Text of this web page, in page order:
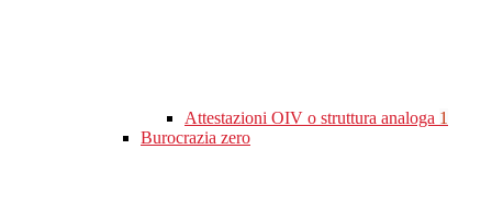
Attestazioni OIV o struttura analoga 1
Burocrazia zero